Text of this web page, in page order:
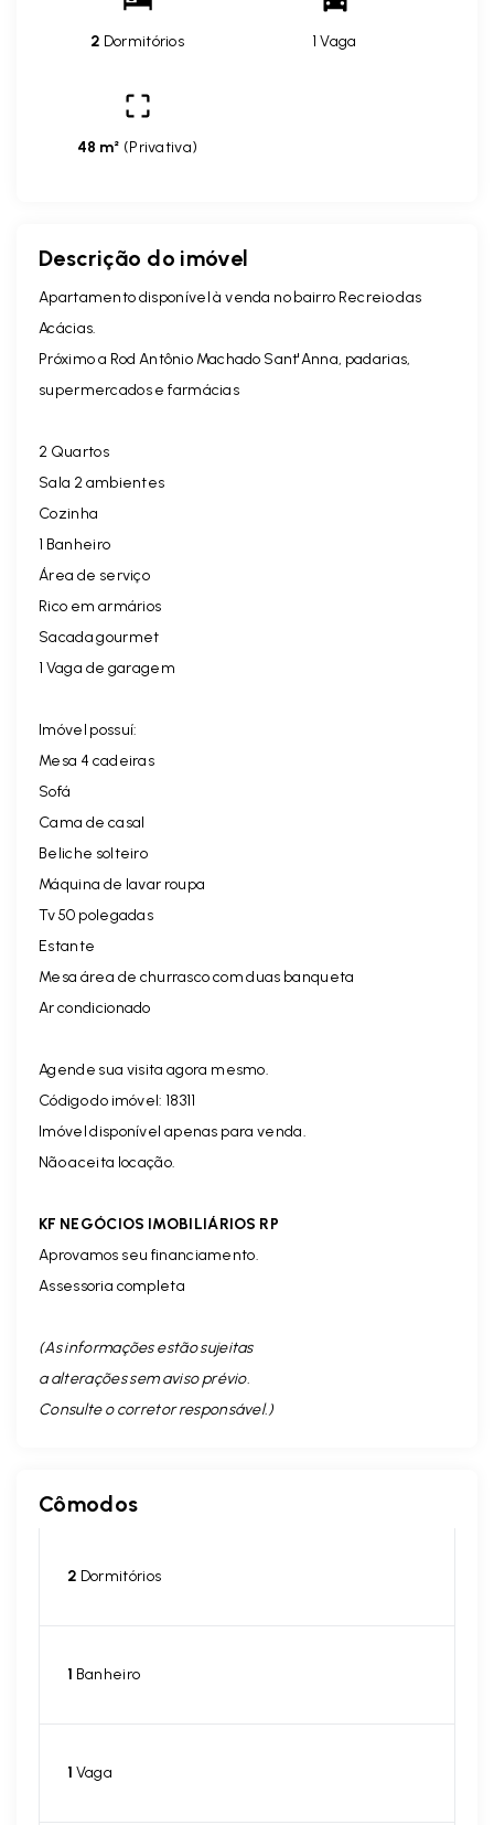
2 Dormitórios 1 Vaga
48 m² (Privativa)
Descrição do imóvel
Apartamento disponível à venda no bairro Recreio das
Acácias.
Próximo a Rod Antônio Machado Sant'Anna, padarias,
supermercados e farmácias
2 Quartos
Sala 2 ambientes
Cozinha
1 Banheiro
Área de serviço
Rico em armários
Sacada gourmet
1 Vaga de garagem
Imóvel possuí:
Mesa 4 cadeiras
Sofá
Cama de casal
Beliche solteiro
Máquina de lavar roupa
Tv 50 polegadas
Estante
Mesa área de churrasco com duas banqueta
Ar condicionado
Agende sua visita agora mesmo.
Código do imóvel: 18311
Imóvel disponível apenas para venda.
Não aceita locação.
KF NEGÓCIOS IMOBILIÁRIOS RP
Aprovamos seu financiamento.
Assessoria completa
(As informações estão sujeitas
a alterações sem aviso prévio.
Consulte o corretor responsável. )
Cômodos
2 Dormitórios
1 Banheiro
1 Vaga